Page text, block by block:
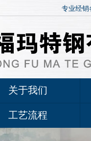
专业经销
关于我们
工艺流程